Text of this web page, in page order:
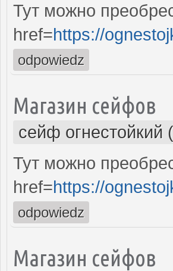
Тут можно
href=https://
odpowiedz
Магазин сейфов
сейф огнестойкий
Тут можно
href=https://
odpowiedz
Магазин сейфов